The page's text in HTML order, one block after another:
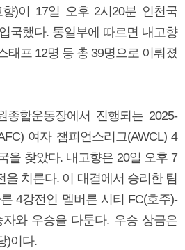
향)이 17일 오후 2시20분 인천국
국했다. 통일부에 따르면 내고향
태프 12명 등 총 39명으로 이뤄졌
종합운동장에서 진행되는 2025-
여자 챔피언스리그(AWCL) 4
을 찾았다. 내고향은 20일 오후 7
을 치른다. 이 대결에서 승리한 팀
4강전인 멜버른 시티 FC(호주)-
자와 우승을 다툰다. 우승 상금은
)이다.